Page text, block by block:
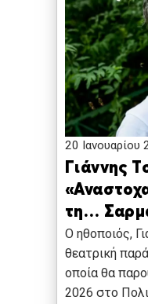
20 Ιανουαρίου
Γιάννης
τη…
Ο ηθοποιός,
θεατρική
οποία θα
2026 στο